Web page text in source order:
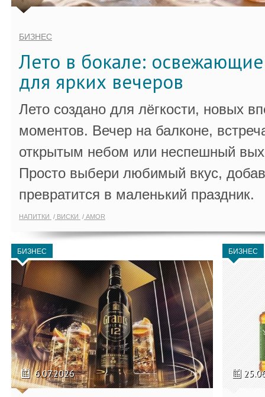
БИЗНЕС
Лето в бокале:
для ярких вечеров
Лето создано для лёгкости, новых
моментов. Вечер на балконе,
открытым небом или неспешный
Просто выбери любимый вкус,
превратится в маленький праздник.
НАПИТКИ ВИСКИ AMOR
БИЗНЕС
6.07.2026
БИЗНЕС